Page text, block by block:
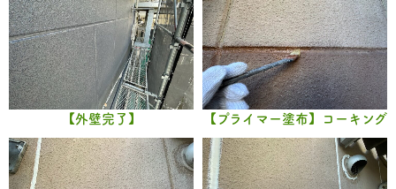
【外壁完了】 【プライマー塗布】コーキング